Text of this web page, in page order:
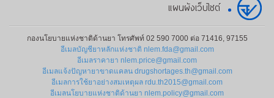
fumarate
11.66
2. Quetiapine
fumarate
tab 100 mg 1 เม็ด
3. Quetiapine
SR tab 50 mg 1 เม็ด
แผนผังเว็บไซต์
กองนโยบายแห่งชาติด้านยา โทรศัพท์ 02 590 7000 ต่อ 71416, 97155
อีเมลบัญชียาหลักแห่งชาติ nlem.fda@gmail.com
อีเมลราคายา nlem.price@gmail.com
อีเมลแจ้งปัญหายาขาดแคลน drugshortages.th@gmail.com
อีเมลการใช้ยาอย่างสมเหตุผล rdu.th2015@gmail.com
อีเมลนโยบายแห่งชาติด้านยา nlem.policy@gmail.com